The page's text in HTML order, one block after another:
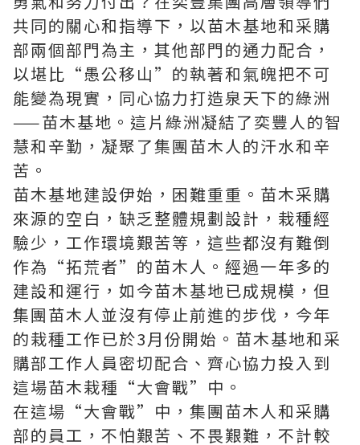
共同的關心和指導下，以苗木基地和采購
部兩個部門為主，其他部門的通力配合，
以堪比“愚公移山”的執著和氣魄把不可
能變為現實，同心協力打造泉天下的綠洲
——苗木基地。這片綠洲凝結了奕豐人的智
慧和辛勤，凝聚了集團苗木人的汗水和辛
苦。
苗木基地建設伊始，困難重重。苗木采購
來源的空白，缺乏整體規劃設計，栽種經
驗少，工作環境艱苦等，這些都沒有難倒
作為“拓荒者”的苗木人。經過一年多的
建設和運行，如今苗木基地已成規模，但
集團苗木人並沒有停止前進的步伐，今年
的栽種工作已於3月份開始。苗木基地和采
購部工作人員密切配合、齊心協力投入到
這場苗木栽種“大會戰”中。
在這場“大會戰”中，集團苗木人和采購
部的員工，不怕艱苦、不畏艱難，不計較